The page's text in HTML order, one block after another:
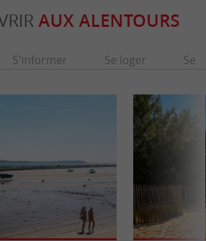
AUX ALENTOURS
S'informer Se loger Se